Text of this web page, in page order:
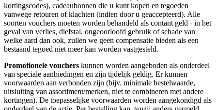
kortingscodes), cadeaubonnen die u kunt kopen en tegoeden
vanwege retouren of klachten (indien door u geaccepteerd). Alle
soorten vouchers moeten worden behandeld als contant geld - in het
geval van verlies, diefstal, ongeoorloofd gebruik of schade van
welke aard dan ook, zullen we geen compensatie bieden als een
bestaand tegoed niet meer kan worden vastgesteld.
Promotionele vouchers kunnen worden aangeboden als onderdeel
van speciale aanbiedingen en zijn tijdelijk geldig. Er kunnen
voorwaarden aan verbonden zijn (bijv. minimale bestelwaarde,
uitsluiting van assortiment/merken, niet te combineren met andere
kortingen). De toepasselijke voorwaarden worden aangekondigd als